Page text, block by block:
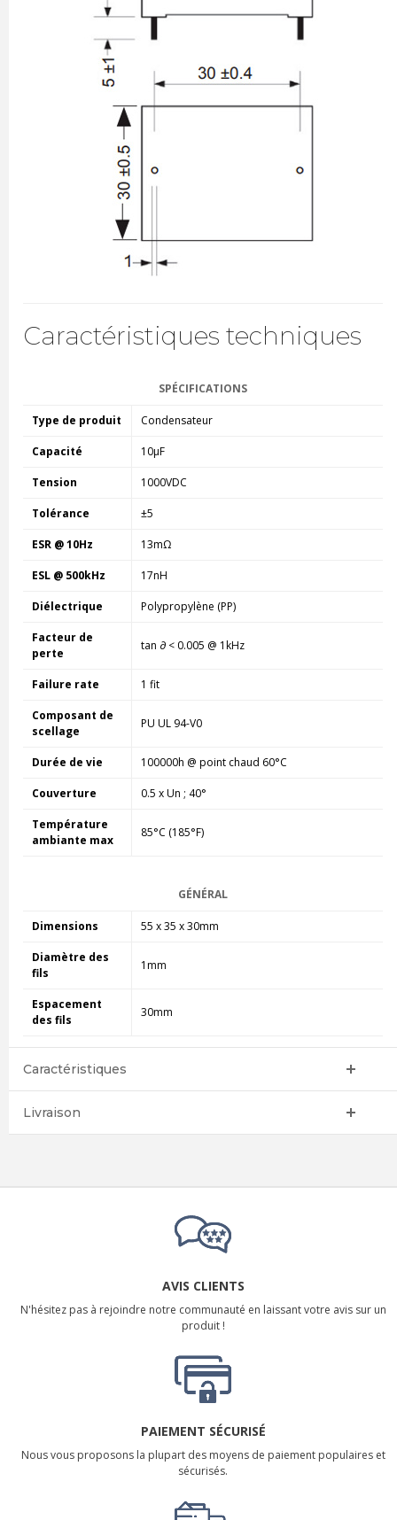
Caractéristiques techniques
SPÉCIFICATIONS
Type de produit Condensateur
Capacité 10µF
Tension 1000VDC
Tolérance ±5
ESR @ 10Hz 13mΩ
ESL @ 500kHz 17nH
Diélectrique Polypropylène (PP)
Facteur de
perte
tan ∂ < 0.005 @ 1kHz
Failure rate 1 fit
Composant de
scellage
PU UL 94-V0
Durée de vie 100000h @ point chaud 60°C
Couverture 0.5 x Un ; 40°
Température
ambiante max
85°C (185°F)
GÉNÉRAL
Dimensions 55 x 35 x 30mm
Diamètre des
fils
1mm
Espacement
des fils
30mm
Caractéristiques
Livraison
AVIS CLIENTS
N'hésitez pas à rejoindre notre communauté en laissant votre avis sur un
produit !
PAIEMENT SÉCURISÉ
Nous vous proposons la plupart des moyens de paiement populaires et
sécurisés.